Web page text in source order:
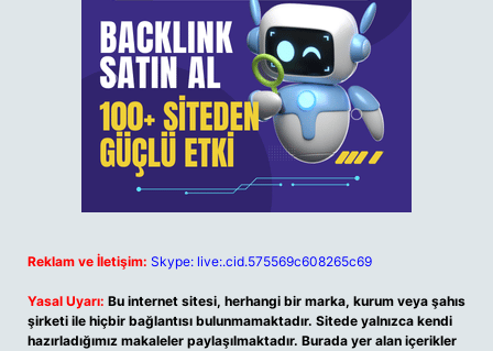
Reklam ve İletişim: Skype: live:.cid.575569c608265c69
Yasal Uyarı: Bu internet sitesi, herhangi bir marka, kurum veya şahıs
şirketi ile hiçbir bağlantısı bulunmamaktadır. Sitede yalnızca kendi
hazırladığımız makaleler paylaşılmaktadır. Burada yer alan içerikler